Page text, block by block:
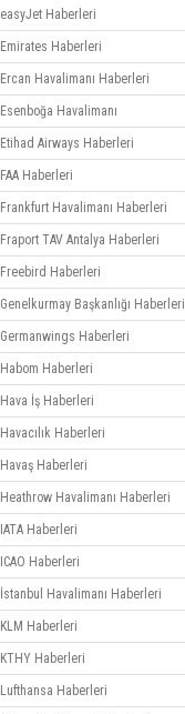
easyJet Haberleri
Emirates Haberleri
Ercan Havalimanı Haberleri
Esenboğa Havalimanı
Etihad Airways Haberleri
FAA Haberleri
Frankfurt Havalimanı Haberleri
Fraport TAV Antalya Haberleri
Freebird Haberleri
Genelkurmay Başkanlığı Haberleri
Germanwings Haberleri
Habom Haberleri
Hava İş Haberleri
Havacılık Haberleri
Havaş Haberleri
Heathrow Havalimanı Haberleri
IATA Haberleri
ICAO Haberleri
İstanbul Havalimanı Haberleri
KLM Haberleri
KTHY Haberleri
Lufthansa Haberleri